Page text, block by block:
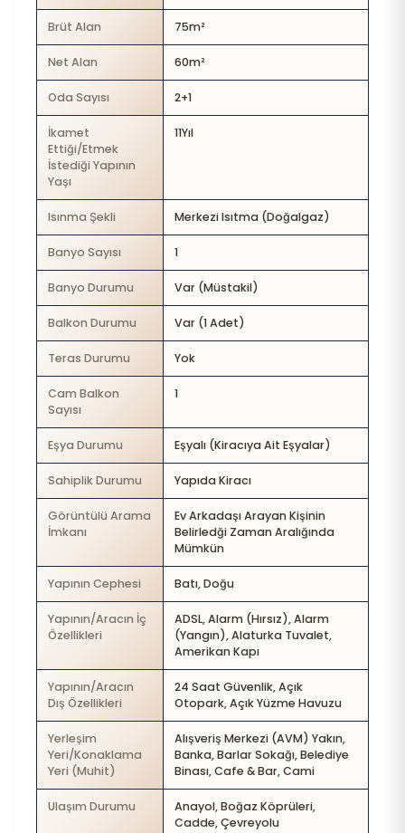
Brüt Alan 75m²
Net Alan 60m²
Oda Sayısı 2+1
İkamet
Ettiği/Etmek
İstediği Yapının
Yaşı
11Yıl
Isınma Şekli Merkezi Isıtma (Doğalgaz)
Banyo Sayısı 1
Banyo Durumu Var (Müstakil)
Balkon Durumu Var (1 Adet)
Teras Durumu Yok
Cam Balkon
Sayısı
1
Eşya Durumu Eşyalı (Kiracıya Ait Eşyalar)
Sahiplik Durumu Yapıda Kiracı
Görüntülü Arama
İmkanı
Ev Arkadaşı Arayan Kişinin
Belirledği Zaman Aralığında
Mümkün
Yapının Cephesi Batı, Doğu
Yapının/Aracın İç
Özellikleri
ADSL, Alarm (Hırsız), Alarm
(Yangın), Alaturka Tuvalet,
Amerikan Kapı
Yapının/Aracın
Dış Özellikleri
24 Saat Güvenlik, Açık
Otopark, Açık Yüzme Havuzu
Yerleşim
Yeri/Konaklama
Yeri (Muhit)
Alışveriş Merkezi (AVM) Yakın,
Banka, Barlar Sokağı, Belediye
Binası, Cafe & Bar, Cami
Ulaşım Durumu
Anayol, Boğaz Köprüleri,
Cadde, Çevreyolu